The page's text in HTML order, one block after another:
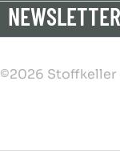
NEWSLETTER
©2026 Stoffkeller